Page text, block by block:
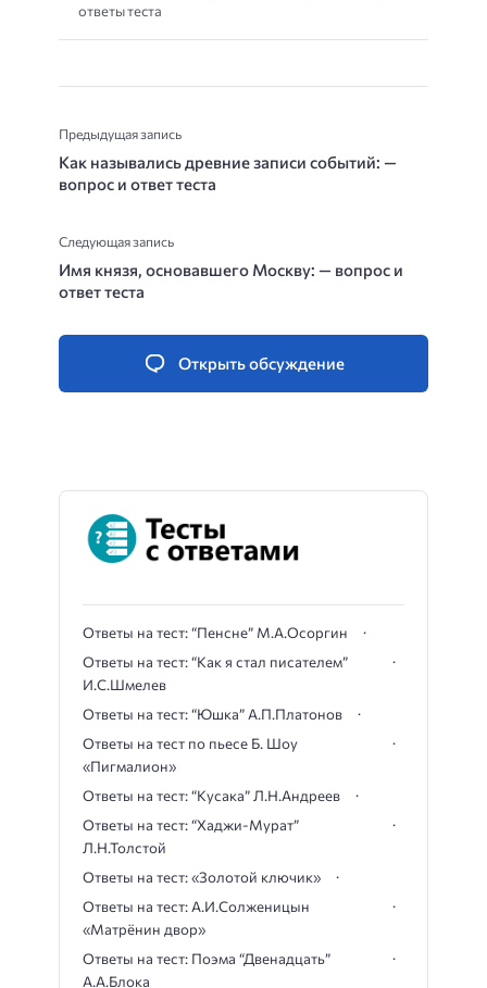
ответы теста
Предыдущая запись
Как назывались древние записи событий: —
вопрос и ответ теста
Следующая запись
Имя князя, основавшего Москву: — вопрос и
ответ теста
Открыть обсуждение
Ответы на тест: “Пенсне” М.А.Осоргин
Ответы на тест: “Как я стал писателем”
И.С.Шмелев
Ответы на тест: “Юшка” А.П.Платонов
Ответы на тест по пьесе Б. Шоу
«Пигмалион»
Ответы на тест: “Кусака” Л.Н.Андреев
Ответы на тест: “Хаджи-Мурат”
Л.Н.Толстой
Ответы на тест: «Золотой ключик»
Ответы на тест: А.И.Солженицын
«Матрёнин двор»
Ответы на тест: Поэма “Двенадцать”
А.А.Блока